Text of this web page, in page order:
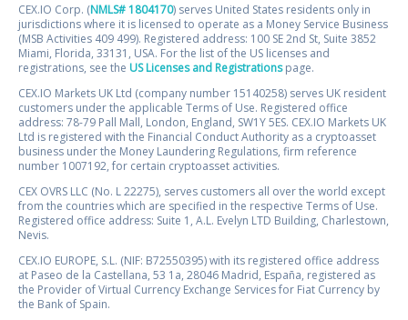
CEX.IO Corp. (NMLS# 1804170) serves United States residents only in
jurisdictions where it is licensed to operate as a Money Service Business
(MSB Activities 409 499). Registered address: 100 SE 2nd St, Suite 3852
Miami, Florida, 33131, USA. For the list of the US licenses and
registrations, see the US Licenses and Registrationspage.
CEX.IO Markets UK Ltd (company number 15140258) serves UK resident
customers under the applicable Terms of Use. Registered office
address: 78-79 Pall Mall, London, England, SW1Y 5ES. CEX.IO Markets UK
Ltd is registered with the Financial Conduct Authority as a cryptoasset
business under the Money Laundering Regulations, firm reference
number 1007192, for certain cryptoasset activities.
CEX OVRS LLC (No. L 22275), serves customers all over the world except
from the countries which are specified in the respective Terms of Use.
Registered office address: Suite 1, A.L. Evelyn LTD Building, Charlestown,
Nevis.
CEX.IO EUROPE, S.L. (NIF: B72550395) with its registered office address
at Paseo de la Castellana, 53 1a, 28046 Madrid, España, registered as
the Provider of Virtual Currency Exchange Services for Fiat Currency by
the Bank of Spain.